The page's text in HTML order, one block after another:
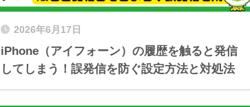
2026年6月17日
iPhone（アイフォーン）の履歴を触ると発信
してしまう！誤発信を防ぐ設定方法と対処法